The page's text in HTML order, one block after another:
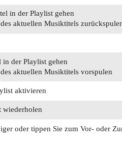
in der Playlist gehen
aktuellen Musiktitels
der Playlist gehen
aktuellen Musiktitels vorspulen
aktivieren
wiederholen
oder tippen Sie zum Vor- oder